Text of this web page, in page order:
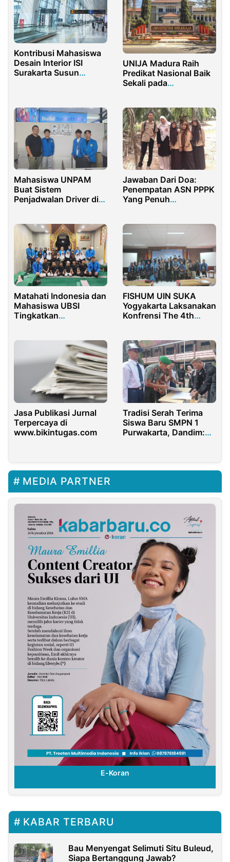
Kontribusi Mahasiswa
Desain Interior ISI
Surakarta Susun
UNIJA Madura Raih
Predikat Nasional Baik
Sekali pada
Mahasiswa UNPAM
Buat Sistem
Penjadwalan Driver di
Jawaban Dari Doa:
Penempatan ASN PPPK
Yang Penuh
Matahati Indonesia dan
Mahasiswa UBSI
Tingkatkan
FISHUM UIN SUKA
Yogyakarta Laksanakan
Konfrensi The 4th
Jasa Publikasi Jurnal
Terpercaya di
www.bikintugas.com
Tradisi Serah Terima
Siswa Baru SMPN 1
Purwakarta, Dandim:
MEDIA PARTNER
E-Koran
KABAR TERBARU
Bau Menyengat Selimuti Situ Buleud,
Siapa Bertanggung Jawab?